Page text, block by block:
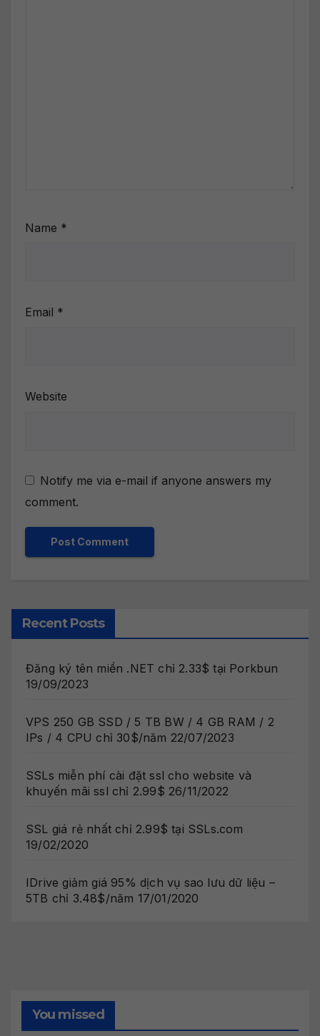
Name *
Email *
Website
Notify me via e-mail if anyone answers my
comment.
Recent Posts
Đăng ký tên miền .NET chỉ 2.33$ tại Porkbun
19/09/2023
VPS 250 GB SSD / 5 TB BW / 4 GB RAM / 2
IPs / 4 CPU chỉ 30$/năm 22/07/2023
SSLs miễn phí cài đặt ssl cho website và
khuyến mãi ssl chỉ 2.99$ 26/11/2022
SSL giá rẻ nhất chỉ 2.99$ tại SSLs.com
19/02/2020
IDrive giảm giá 95% dịch vụ sao lưu dữ liệu –
5TB chỉ 3.48$/năm 17/01/2020
You missed